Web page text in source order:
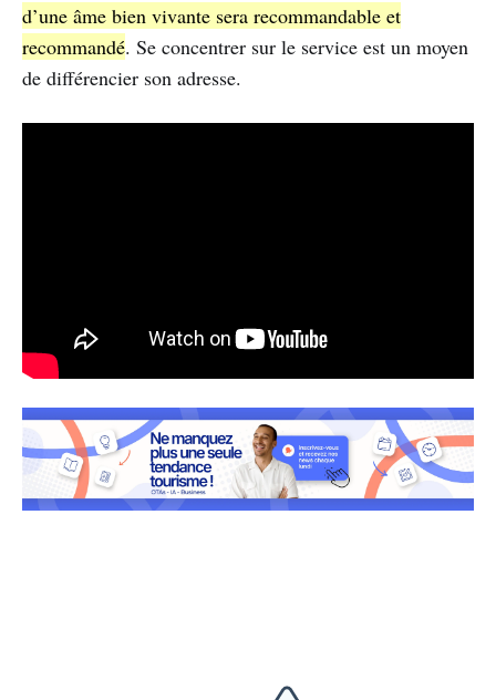
d’une âme bien vivante sera recommandable et
recommandé. Se concentrer sur le service est un moyen
de différencier son adresse.